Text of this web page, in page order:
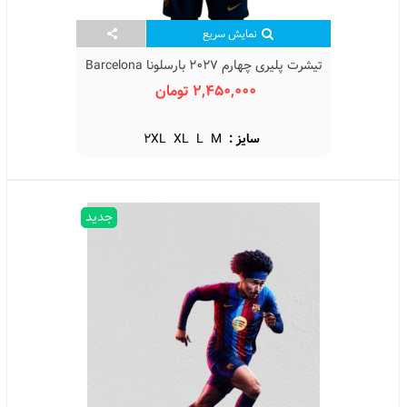
نمایش سریع
تیشرت پلیری چهارم 2027 بارسلونا Barcelona
4th Kit 2027
2,450,000 تومان
سایز : M
L
XL
2XL
جدید